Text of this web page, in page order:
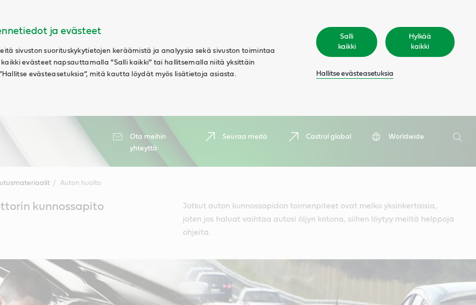
ja evästeet
sivuston suorituskykytietojen keräämistä ja analyysia sekä sivuston toimintaa
evästeet napsauttamalla ”Salli kaikki” tai hallitsemalla niitä yksittäin
evästeasetuksia”, mitä kautta löydät myös lisätietoja asiasta.
Salli
kaikki
Hylkää
kaikki
Hallitse evästeasetuksia
Ota meihin
yhteyttä
Seuraa meitä Castrol global
Worldwide
Hae
Auton huolto
kunnossapito
Jotkut auton kunnossapidon toimenpiteet ovat melko yksinkertaisia,
joten jos haluat vaihtaa autosi öljyn kotona, siihen löytyy meiltä helppoja
ohjeita.